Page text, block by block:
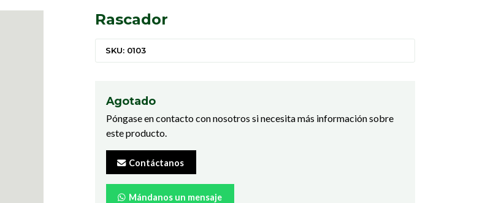
Rascador
SKU: 0103
Agotado
Póngase en contacto con nosotros si necesita más información sobre
este producto.
Contáctanos
Mándanos un mensaje